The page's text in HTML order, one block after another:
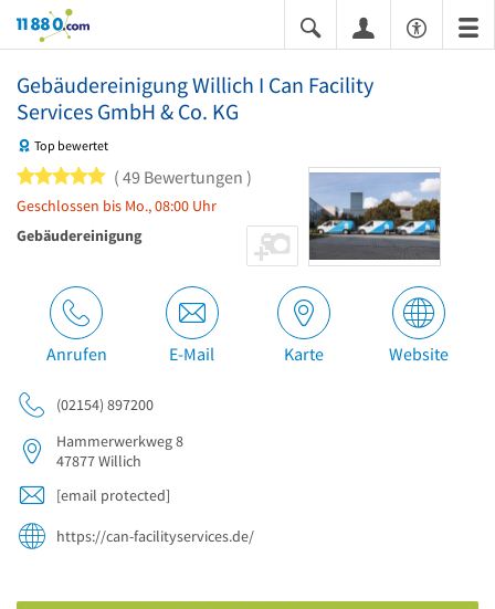
11880.com
Gebäudereinigung Willich I Can Facility
Services GmbH & Co. KG
Top bewertet
5 von 5 Sternen
49 Bewertungen
Geschlossen bis Mo., 08:00 Uhr
Gebäudereinigung
Anrufen E-Mail Karte Website
(02154) 897200
Hammerwerkweg 8
47877Willich
[email protected]
https://can-facilityservices.de/